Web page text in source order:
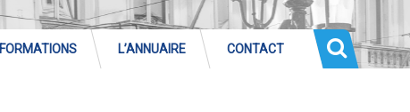
FORMATIONS L’ANNUAIRE CONTACT